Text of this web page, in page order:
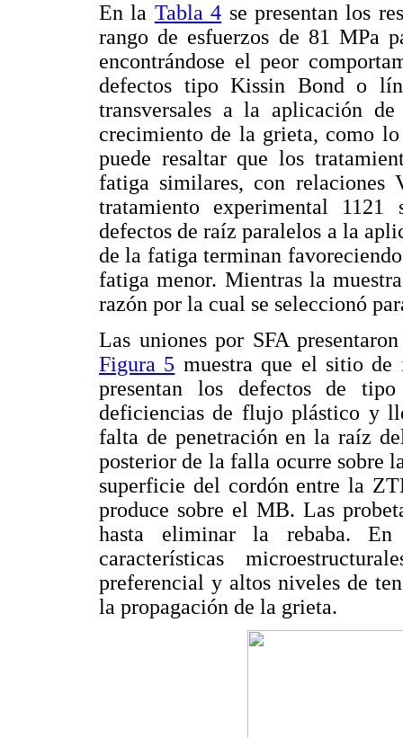
En la Tabla 4 se presentan los
rango de esfuerzos de 81 MPa
encontrándose el peor
defectos tipo Kissin Bond o
transversales a la aplicación
crecimiento de la grieta, como
puede resaltar que los
fatiga similares, con relaciones
tratamiento experimental
defectos de raíz paralelos a la
de la fatiga terminan
fatiga menor. Mientras la
razón por la cual se seleccionó
Las uniones por SFA
Figura 5 muestra que el sitio de
presentan los defectos de
deficiencias de flujo plástico y
falta de penetración en la raíz
posterior de la falla ocurre sobre
superficie del cordón entre la
produce sobre el MB. Las
hasta eliminar la rebaba. En
características
preferencial y altos niveles de
la propagación de la grieta.